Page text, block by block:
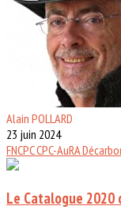
Alain POLLARD
23 juin 2024
FNCPCCPC-AuRA
Le Catalogue 2020